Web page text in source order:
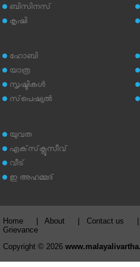
ബിസിനസ്
കൃഷി
ഹോബി
യാത്ര
സൃഷ്ടികള്‍
സ്‌പെഷ്യല്‍
യുവത
എക്‌സ്‌ക്ലൂസീവ്
വീട്
ഇ അഹമ്മദ്‌
Home About Contact us
Grievance
Copyright © 2026